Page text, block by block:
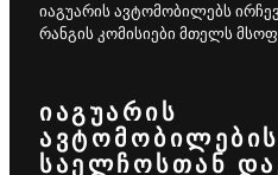
იაგუარის ავტომობილებს
რანგის კომისიები მთელს
ᲘᲐᲒᲣᲐᲠᲘᲡ
ᲡᲐᲔᲚᲩᲝᲡᲗᲐᲜ